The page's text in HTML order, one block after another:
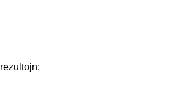
rezultojn: